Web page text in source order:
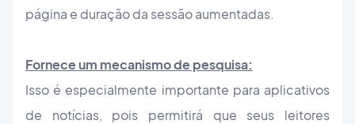
página e duração da sessão aumentadas.
Fornece um mecanismo de pesquisa:
Isso é especialmente importante para aplicativos
de notícias, pois permitirá que seus leitores